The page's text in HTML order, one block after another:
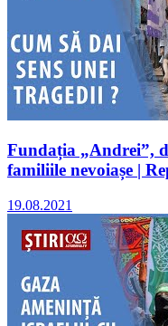
Fundația „Andrei”,
familiile nevoiașe |
19.08.2021